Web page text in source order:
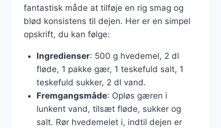
fantastisk måde at tilføje en rig smag og
blød konsistens til dejen. Her er en simpel
opskrift, du kan følge:
Ingredienser: 500 g hvedemel, 2 dl
fløde, 1 pakke gær, 1 teskefuld salt, 1
teskefuld sukker, 2 dl vand.
Fremgangsmåde: Opløs gæren i
lunkent vand, tilsæt fløde, sukker og
salt. Rør hvedemelet i, indtil dejen er